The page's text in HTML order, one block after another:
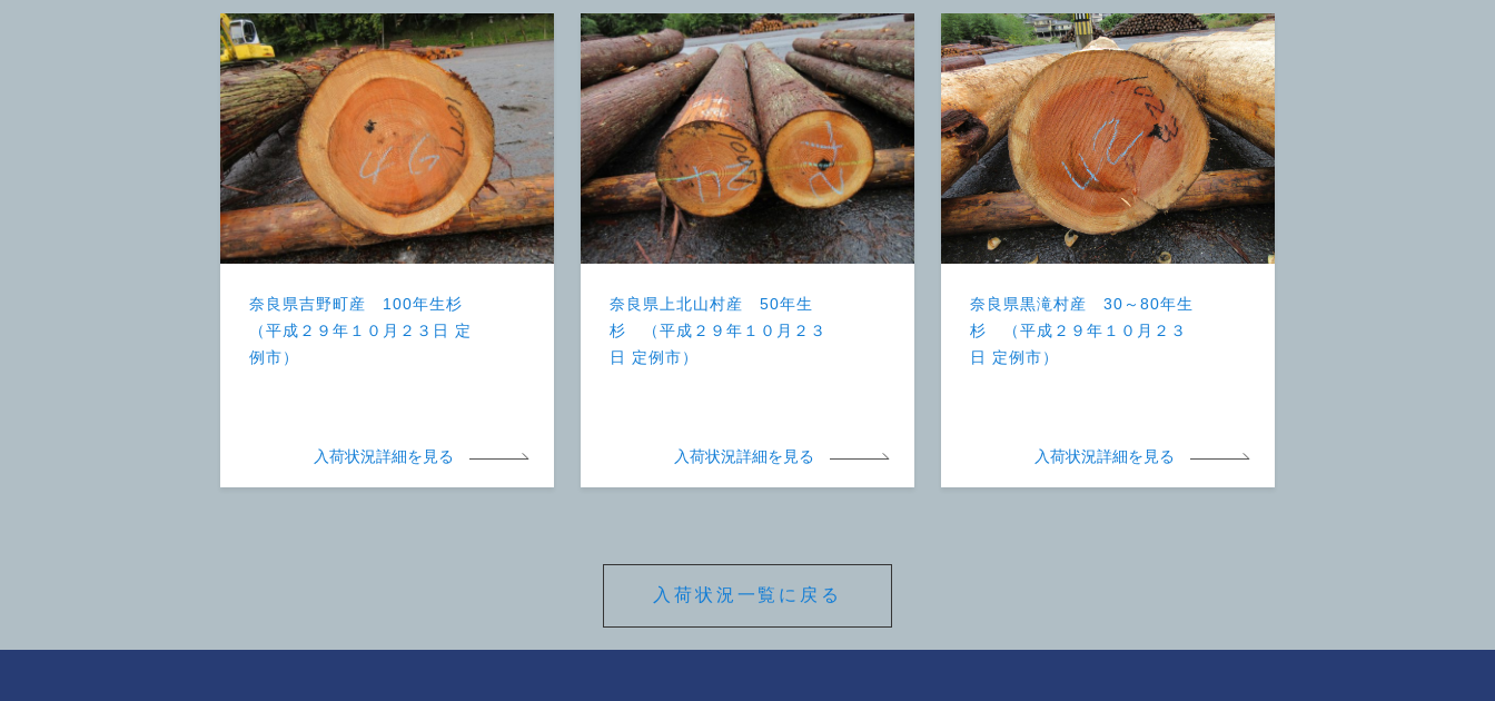
奈良県吉野町産 100年生杉
（平成２９年１０月２３日 定
例市）
入荷状況詳細を見る
奈良県上北山村産 50年生
杉 （平成２９年１０月２３
日 定例市）
入荷状況詳細を見る
奈良県黒滝村産 30～80年生
杉 （平成２９年１０月２３
日 定例市）
入荷状況詳細を見る
入荷状況一覧に戻る